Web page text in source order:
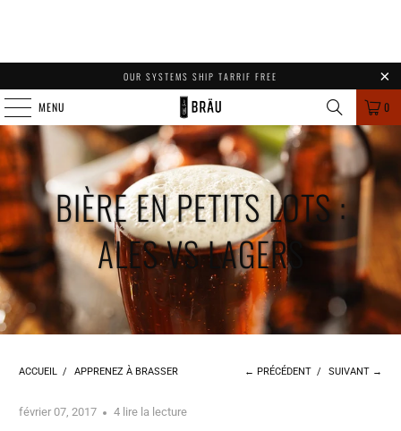
OUR SYSTEMS SHIP TARRIF FREE
MENU 0
BIÈRE EN PETITS LOTS :
ALES VS LAGERS
ACCUEIL / APPRENEZ À BRASSER ← PRÉCÉDENT / SUIVANT →
février 07, 2017 4 lire la lecture